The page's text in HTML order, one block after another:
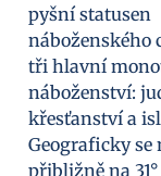
pyšní statusen
náboženského
tři hlavní
náboženství:
křesťanství a
Geograficky se
přibližně na